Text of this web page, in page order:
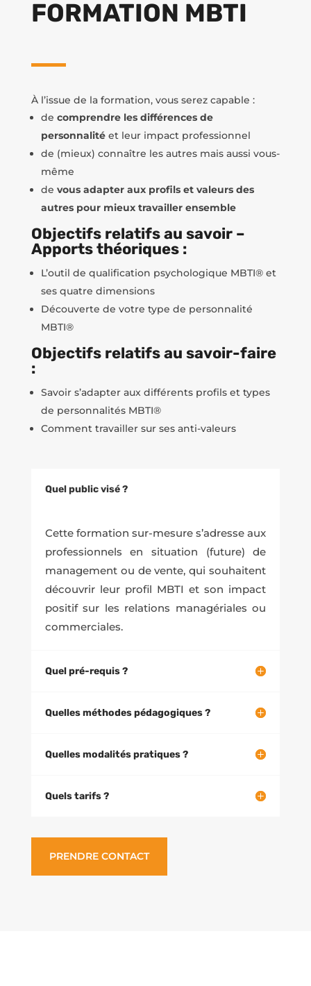
FORMATION MBTI
À l’issue de la formation, vous serez capable :
de comprendre les différences de
personnalité et leur impact professionnel
de (mieux) connaître les autres mais aussi vous-
même
de vous adapter aux profils et valeurs des
autres pour mieux travailler ensemble
Objectifs relatifs au savoir –
Apports théoriques :
L’outil de qualification psychologique MBTI® et
ses quatre dimensions
Découverte de votre type de personnalité
MBTI®
Objectifs relatifs au savoir-faire
:
Savoir s’adapter aux différents profils et types
de personnalités MBTI®
Comment travailler sur ses anti-valeurs
Quel public visé ?
Cette formation sur-mesure s’adresse aux
professionnels en situation (future) de
management ou de vente, qui souhaitent
découvrir leur profil MBTI et son impact
positif sur les relations managériales ou
commerciales.
Quel pré-requis ?
Quelles méthodes pédagogiques ?
Quelles modalités pratiques ?
Quels tarifs ?
PRENDRE CONTACT